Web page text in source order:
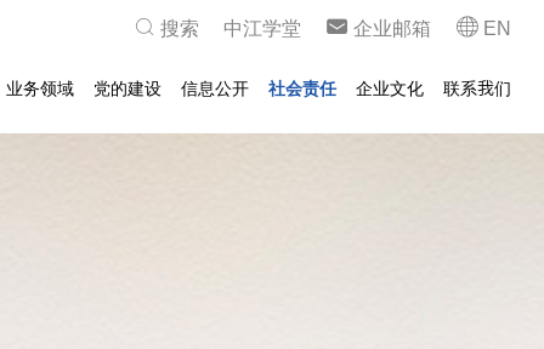
搜索 中江学堂 企业邮箱 EN
业务领域 党的建设 信息公开 社会责任 企业文化 联系我们